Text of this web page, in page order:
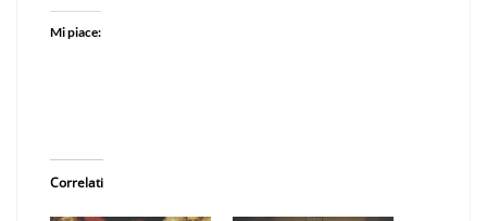
Mi piace:
Correlati